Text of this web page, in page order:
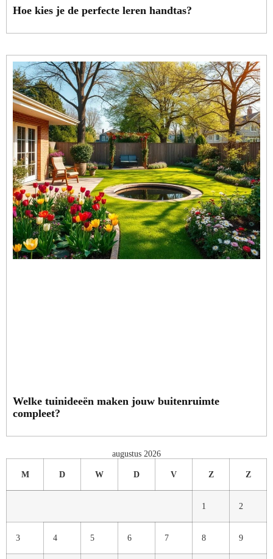
Hoe kies je de perfecte leren handtas?
Welke tuinideeën maken jouw buitenruimte
compleet?
augustus 2026
M D W D V Z Z
1 2
3 4 5 6 7 8 9